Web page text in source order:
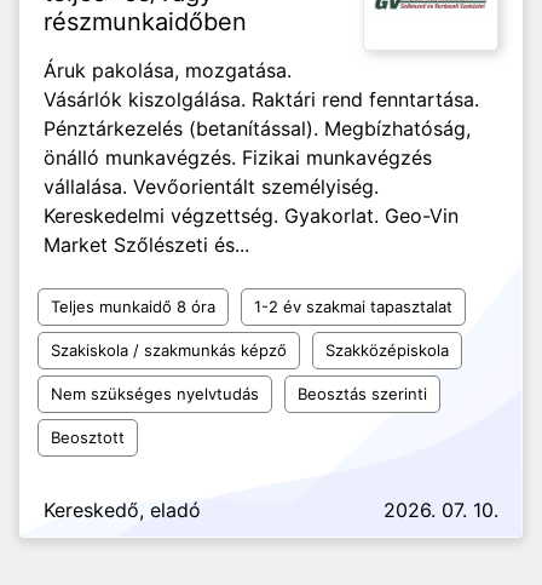
részmunkaidőben
Áruk pakolása, mozgatása.
Vásárlók kiszolgálása. Raktári rend fenntartása.
Pénztárkezelés (betanítással). Megbízhatóság,
önálló munkavégzés. Fizikai munkavégzés
vállalása. Vevőorientált személyiség.
Kereskedelmi végzettség. Gyakorlat. Geo-Vin
Market Szőlészeti és...
Teljes munkaidő 8 óra 1-2 év szakmai tapasztalat
Szakiskola / szakmunkás képző Szakközépiskola
Nem szükséges nyelvtudás Beosztás szerinti
Beosztott
Kereskedő, eladó 2026. 07. 10.